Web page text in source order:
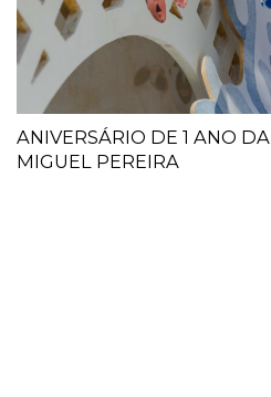
ANIVERSÁRIO DE 1 ANO
MIGUEL PEREIRA